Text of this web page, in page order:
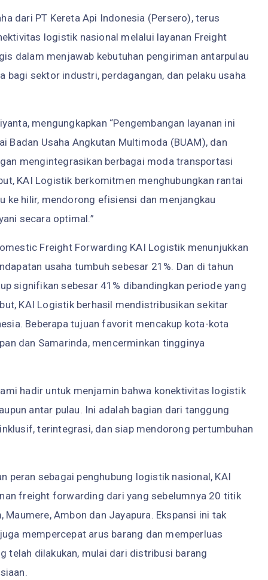
dari PT Kereta Api Indonesia (Persero), terus
logistik nasional melalui layanan Freight
dalam menjawab kebutuhan pengiriman antarpulau
bagi sektor industri, perdagangan, dan pelaku usaha
mengungkapkan “Pengembangan layanan ini
Badan Usaha Angkutan Multimoda (BUAM), dan
mengintegrasikan berbagai moda transportasi
KAI Logistik berkomitmen menghubungkan rantai
ke hilir, mendorong efisiensi dan menjangkau
secara optimal.”
Freight Forwarding KAI Logistik menunjukkan
usaha tumbuh sebesar 21%. Dan di tahun
signifikan sebesar 41% dibandingkan periode yang
KAI Logistik berhasil mendistribusikan sekitar
Beberapa tujuan favorit mencakup kota-kota
dan Samarinda, mencerminkan tingginya
hadir untuk menjamin bahwa konektivitas logistik
antar pulau. Ini adalah bagian dari tanggung
terintegrasi, dan siap mendorong pertumbuhan
peran sebagai penghubung logistik nasional, KAI
freight forwarding dari yang sebelumnya 20 titik
Ambon dan Jayapura. Ekspansi ini tak
mempercepat arus barang dan memperluas
telah dilakukan, mulai dari distribusi barang